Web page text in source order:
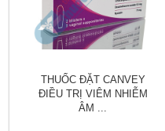
trợ
sinh
sản
Làm
THUỐC ĐẶT CANVEY
ĐIỀU TRỊ VIÊM NHIỄM
ÂM ...